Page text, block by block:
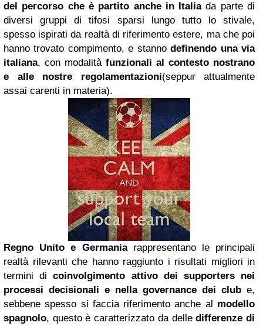
del percorso che è partito anche in Italiada parte di
diversi gruppi di tifosi sparsi lungo tutto lo stivale,
spesso ispirati da realtà di riferimento estere, ma che poi
hanno trovato compimento, e stannodefinendo una via
italiana, con modalità funzionali al contesto nostrano
e alle nostre regolamentazioni(seppur attualmente
assai carenti in materia).
Regno Unito e Germaniarappresentano le principali
realtà rilevanti che hanno raggiunto i risultati migliori in
termini dicoinvolgimento attivo dei supporters nei
processi decisionali e nella governance dei club e,
sebbene spesso si faccia riferimento anche al modello
spagnolo, questo è caratterizzato da delledifferenze di